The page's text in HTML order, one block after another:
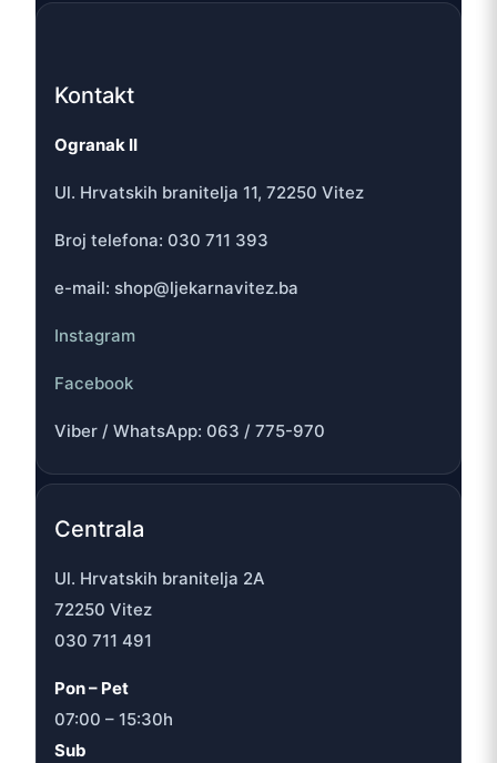
Kontakt
Ogranak II
Ul. Hrvatskih branitelja 11, 72250 Vitez
Broj telefona: 030 711 393
e-mail: shop@ljekarnavitez.ba
Instagram
Facebook
Viber / WhatsApp: 063 / 775-970
Centrala
Ul. Hrvatskih branitelja 2A
72250 Vitez
030 711 491
Pon – Pet
07:00 – 15:30h
Sub